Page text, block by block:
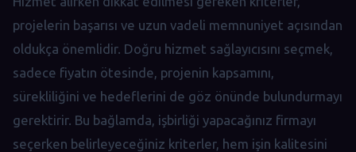
projelerin başarısı ve uzun vadeli memnuniyet açısından
oldukça önemlidir. Doğru hizmet sağlayıcısını seçmek,
sadece fiyatın ötesinde, projenin kapsamını,
sürekliliğini ve hedeflerini de göz önünde bulundurmayı
gerektirir. Bu bağlamda, işbirliği yapacağınız firmayı
seçerken belirleyeceğiniz kriterler, hem işin kalitesini